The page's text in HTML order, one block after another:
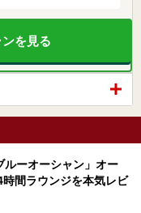
を見る
ルーオーシャン」オー
間ラウンジを本気レビ